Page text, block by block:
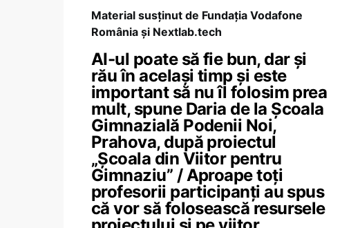
Material susținut de Fundația Vodafone
România și Nextlab.tech
AI-ul poate să fie bun, dar și
rău în același timp și este
important să nu îl folosim prea
mult, spune Daria de la Școala
Gimnazială Podenii Noi,
Prahova, după proiectul
„Școala din Viitor pentru
Gimnaziu” / Aproape toți
profesorii participanți au spus
că vor să folosească resursele